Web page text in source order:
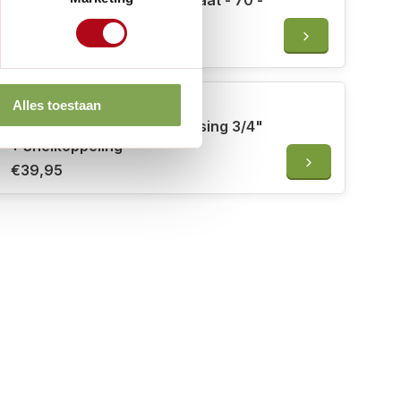
Alles toestaan
100 mm - Alles in één
€60,00
De Wiltfang Tapkraan messing 3/4"
+ Snelkoppeling
€39,95